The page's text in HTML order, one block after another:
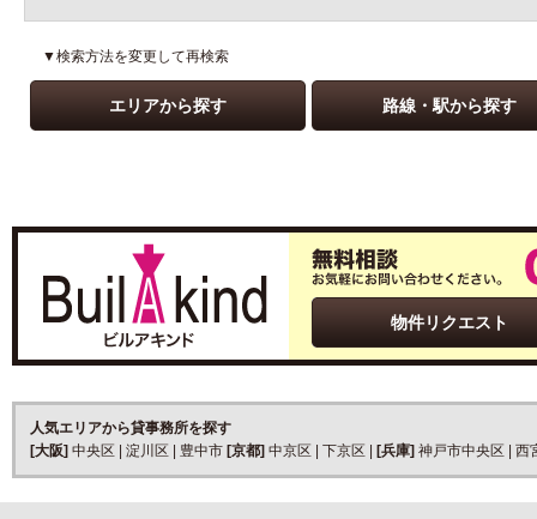
▼検索方法を変更して再検索
エリアから探す 路線・駅から探す
物件リクエスト
人気エリアから貸事務所を探す
[大阪] 中央区 淀川区 豊中市 [京都] 中京区 下京区 [兵庫] 神戸市中央区 西